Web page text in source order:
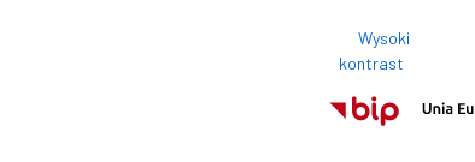
Wysoki
kontrast